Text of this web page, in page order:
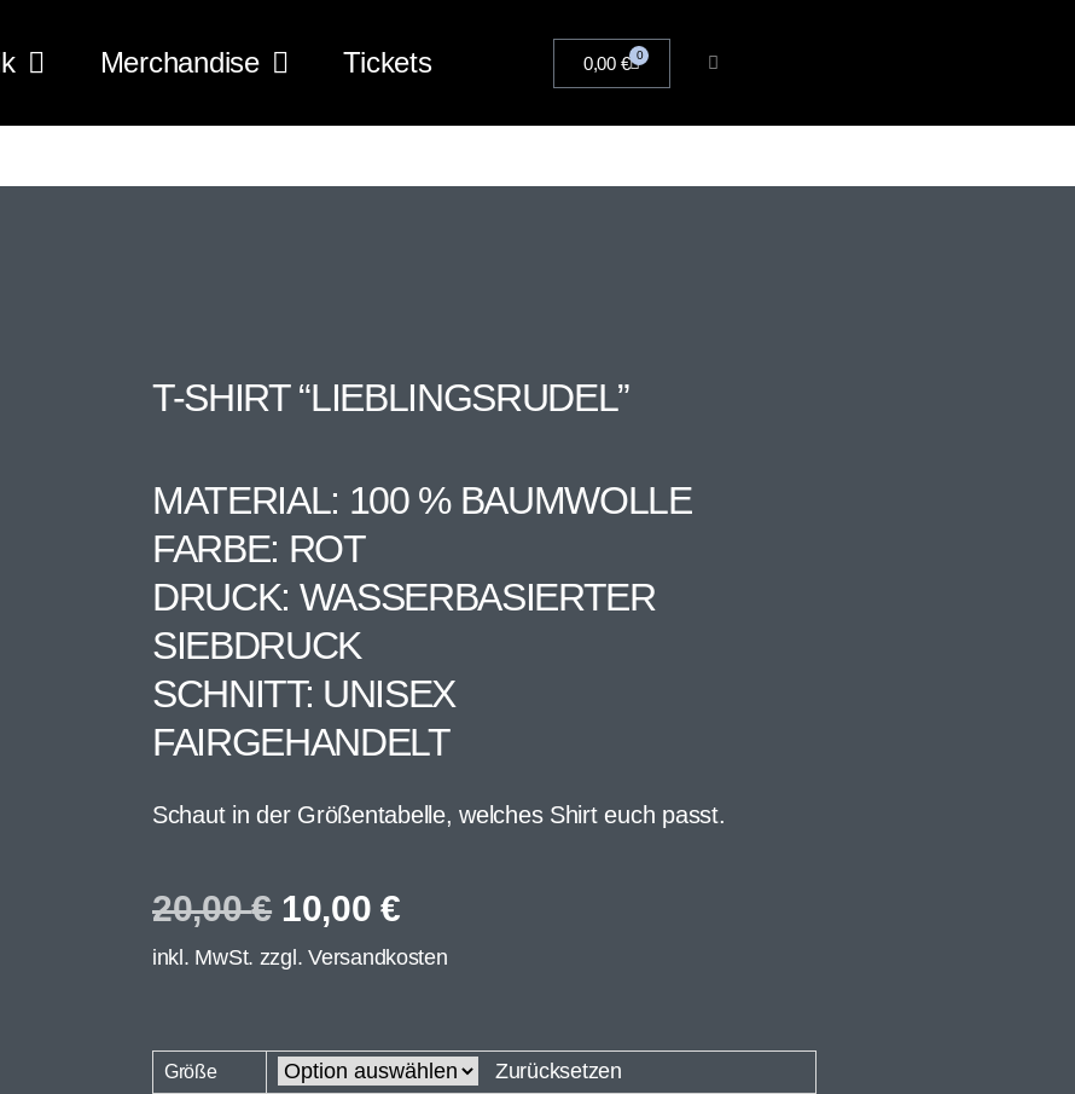
Merchandise Tickets 0,00 € 0
T-SHIRT “LIEBLINGSRUDEL”
MATERIAL: 100 % BAUMWOLLE
FARBE: ROT
DRUCK: WASSERBASIERTER
SIEBDRUCK
SCHNITT: UNISEX
FAIRGEHANDELT
Schaut in der Größentabelle, welches Shirt euch passt.
20,00€ 10,00€
inkl. MwSt. zzgl.Versandkosten
Größe Zurücksetzen